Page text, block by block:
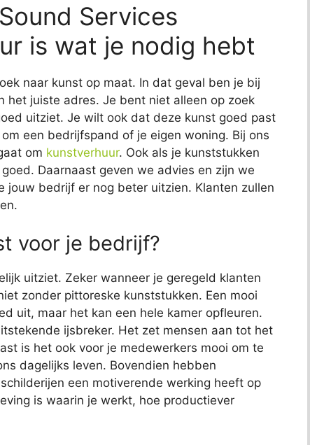
Services
is wat je nodig hebt
naar kunst op maat. In dat geval ben je bij
het juiste adres. Je bent niet alleen op zoek
uitziet. Je wilt ook dat deze kunst goed past
een bedrijfspand of je eigen woning. Bij ons
om kunstverhuur. Ook als je kunststukken
Daarnaast geven we advies en zijn we
bedrijf er nog beter uitzien. Klanten zullen
voor je bedrijf?
uitziet. Zeker wanneer je geregeld klanten
zonder pittoreske kunststukken. Een mooi
uit, maar het kan een hele kamer opfleuren.
ijsbreker. Het zet mensen aan tot het
is het ook voor je medewerkers mooi om te
dagelijks leven. Bovendien hebben
een motiverende werking heeft op
is waarin je werkt, hoe productiever